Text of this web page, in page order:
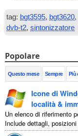
tag: bgt3595, bgt3620,
dvb-t2,sintonizzatore
Popolare
Questo mese Sempre Più
Icone di
località &
Un elenco di riferimento
Include dettagli,